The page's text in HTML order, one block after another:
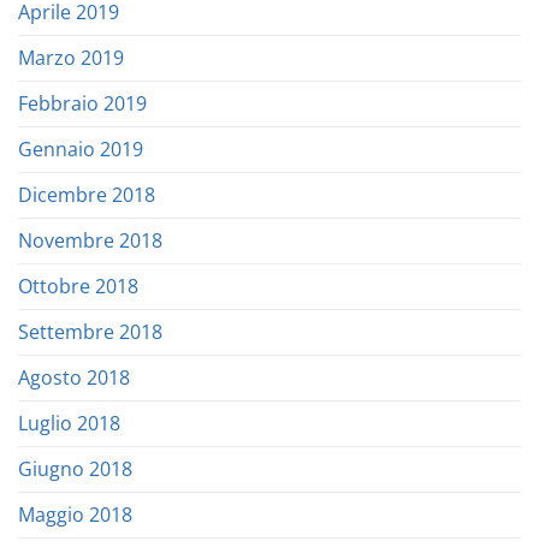
Aprile 2019
Marzo 2019
Febbraio 2019
Gennaio 2019
Dicembre 2018
Novembre 2018
Ottobre 2018
Settembre 2018
Agosto 2018
Luglio 2018
Giugno 2018
Maggio 2018